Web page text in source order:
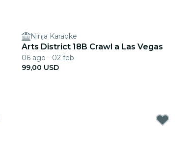
Ninja Karaoke
Arts District 18B Crawl a Las Vegas
06 ago - 02 feb
99,00 USD